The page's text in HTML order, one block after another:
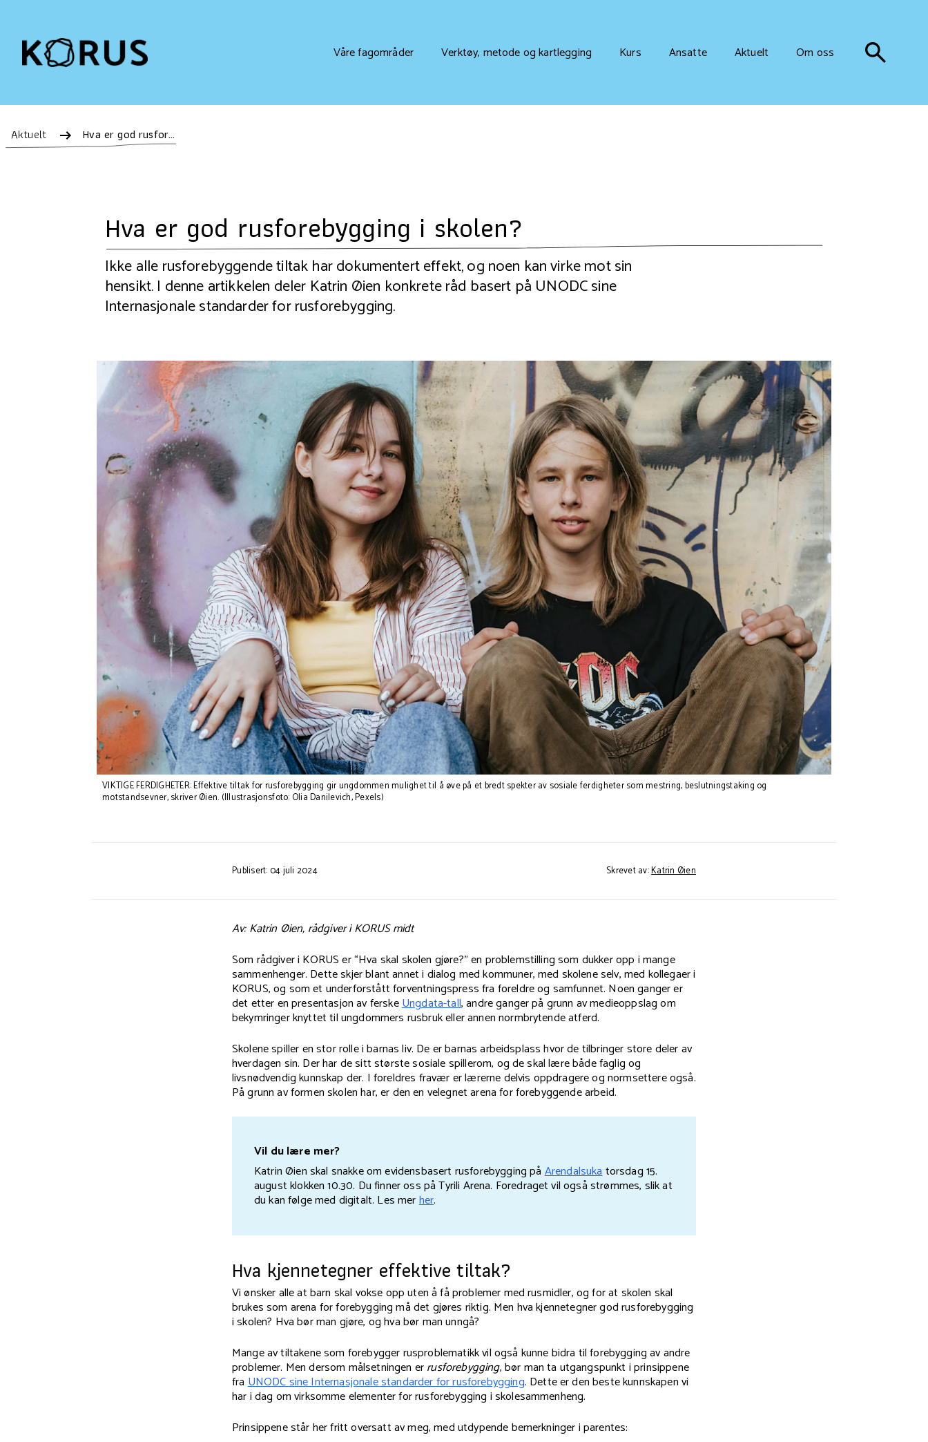
Våre fagområder Verktøy, metode og kartlegging Kurs Ansatte Aktuelt Om oss
Aktuelt Hva er god rusforebygging i skolen?
Hva er god rusforebygging i skolen?
Ikke alle rusforebyggende tiltak har dokumentert effekt, og noen kan virke mot sin
hensikt. I denne artikkelen deler Katrin Øien konkrete råd basert på UNODC sine
Internasjonale standarder for rusforebygging.
VIKTIGE FERDIGHETER: Effektive tiltak for rusforebygging gir ungdommen mulighet til å øve på et bredt spekter av sosiale ferdigheter som mestring, beslutningstaking og
motstandsevner, skriver Øien. (Illustrasjonsfoto: Olia Danilevich, Pexels)
Publisert: 04 juli 2024 Skrevet av:Katrin Øien
Av: Katrin Øien, rådgiver i KORUS midt
Som rådgiver i KORUS er “Hva skal skolen gjøre?” en problemstilling som dukker opp i mange
sammenhenger. Dette skjer blant annet i dialog med kommuner, med skolene selv, med kollegaer i
KORUS, og som et underforstått forventningspress fra foreldre og samfunnet. Noen ganger er
det etter en presentasjon av ferskeUngdata-tall, andre ganger på grunn av medieoppslag om
bekymringer knyttet til ungdommers rusbruk eller annen normbrytende atferd.
Skolene spiller en stor rolle i barnas liv. De er barnas arbeidsplass hvor de tilbringer store deler av
hverdagen sin. Der har de sitt største sosiale spillerom, og de skal lære både faglig og
livsnødvendig kunnskap der. I foreldres fravær er lærerne delvis oppdragere og normsettere også.
På grunn av formen skolen har, er den en velegnet arena for forebyggende arbeid.
Vil du lære mer?
Katrin Øien skal snakke om evidensbasert rusforebygging påArendalsukatorsdag 15.
august klokken 10.30. Du finner oss på Tyrili Arena. Foredraget vil også strømmes, slik at
du kan følge med digitalt. Les merher.
Hva kjennetegner effektive tiltak?
Vi ønsker alle at barn skal vokse opp uten å få problemer med rusmidler, og for at skolen skal
brukes som arena for forebygging må det gjøres riktig. Men hva kjennetegner god rusforebygging
i skolen? Hva bør man gjøre, og hva bør man unngå?
Mange av tiltakene som forebygger rusproblematikk vil også kunne bidra til forebygging av andre
problemer. Men dersom målsetningen errusforebygging, bør man ta utgangspunkt i prinsippene
fraUNODC sine Internasjonale standarder for rusforebygging. Dette er den beste kunnskapen vi
har i dag om virksomme elementer for rusforebygging i skolesammenheng.
Prinsippene står her fritt oversatt av meg, med utdypende bemerkninger i parentes: